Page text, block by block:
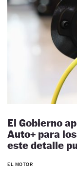
El Gobierno
Auto+ para
este detalle
EL MOTOR